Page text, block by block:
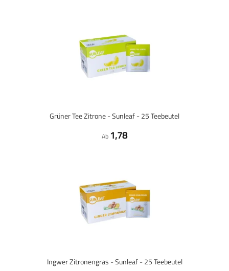
Grüner Tee Zitrone - Sunleaf - 25 Teebeutel
Ab 1,78
Ingwer Zitronengras - Sunleaf - 25 Teebeutel